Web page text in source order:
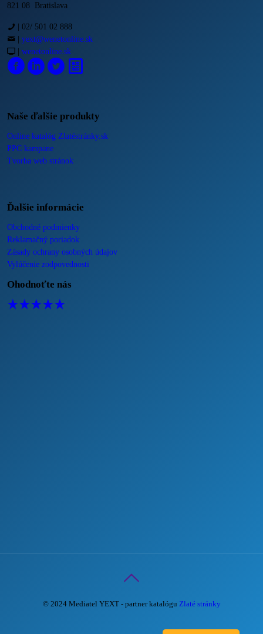
821 08 Bratislava
| 02/ 501 02 888
| yext@wenetonline.sk
| wenetonline.sk
Naše ďalšie produkty
Online katalóg Zlatéstránky.sk
PPC kampane
Tvorba web stránok
Ďalšie informácie
Obchodné podmienky
Reklamačný poriadok
Zásady ochrany osobných údajov
Vylúčenie zodpovednosti
Ohodnoťte nás
© 2024 Mediatel YEXT - partner katalógu Zlaté stránky